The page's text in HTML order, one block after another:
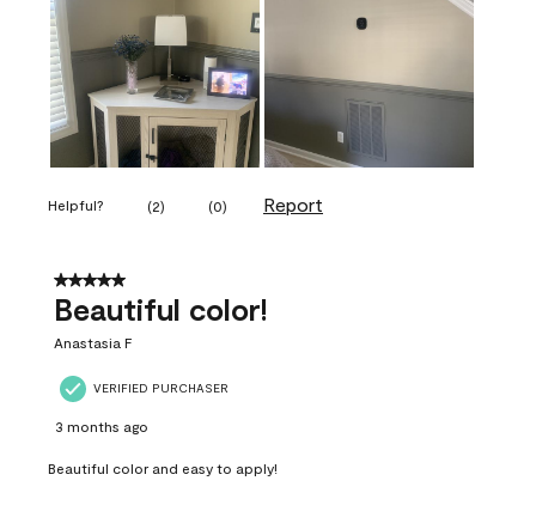
Helpful? (2) (0) Report
5 out of 5 stars.
Beautiful color!
Anastasia F
VERIFIED PURCHASER
3 months ago
Beautiful color and easy to apply!